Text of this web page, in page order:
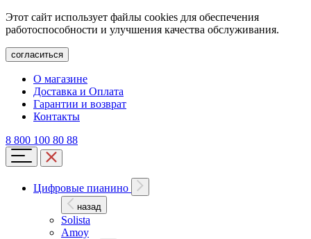
Этот сайт использует файлы cookies для обеспечения
работоспособности и улучшения качества обслуживания.
согласиться
О магазине
Доставка и Оплата
Гарантии и возврат
Контакты
8 800 100 80 88
Цифровые пианино
назад
Solista
Amoy